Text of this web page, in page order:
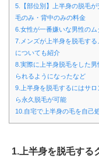
5.【部位別】上半身の脱毛
毛のみ・背中のみの料金
6.女性が一番嫌いな男性のム
7.メンズが上半身を脱毛す
についても紹介
8.実際に上半身脱毛をした
られるようになったなど
9.上半身を脱毛するにはサ
ら永久脱毛が可能
10.自宅で上半身の毛を自己
1.上半身を脱毛する